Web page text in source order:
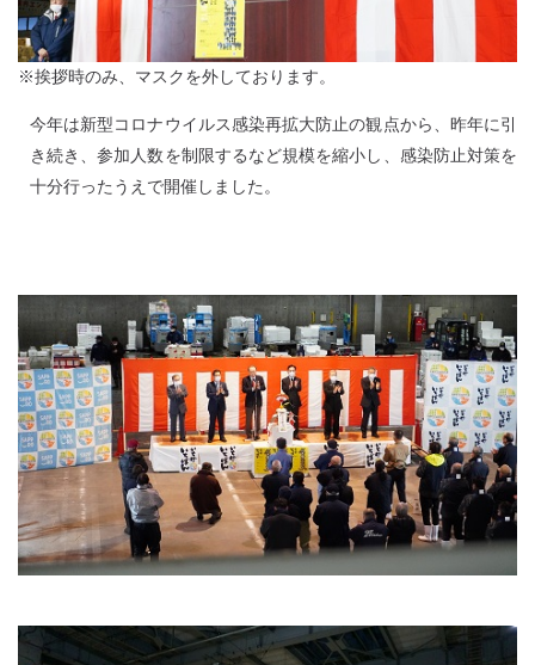
※挨拶時のみ、マスクを外しております。
今年は新型コロナウイルス感染再拡大防止の観点から、昨年に引
き続き、参加人数を制限するなど規模を縮小し、感染防止対策を
十分行ったうえで開催しました。